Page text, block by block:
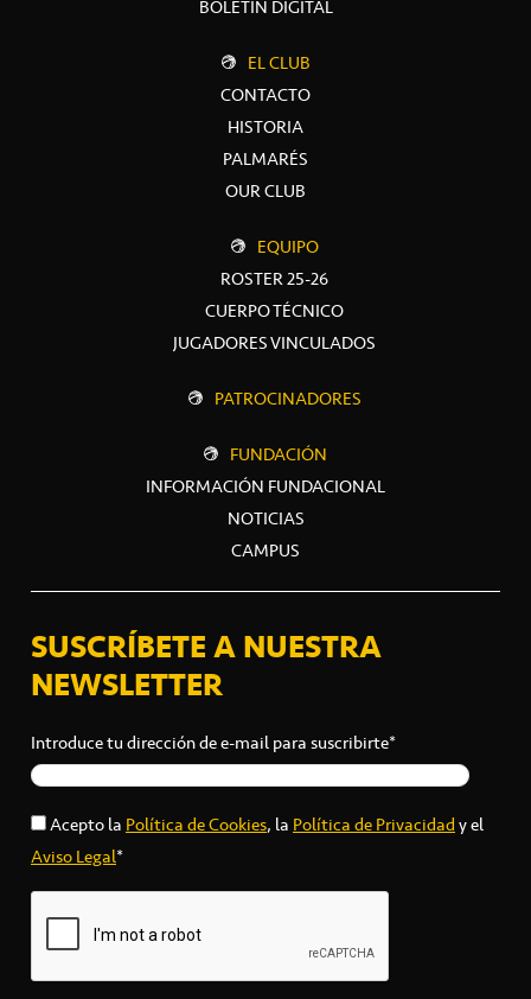
BOLETÍN DIGITAL
EL CLUB
CONTACTO
HISTORIA
PALMARÉS
OUR CLUB
EQUIPO
ROSTER 25-26
CUERPO TÉCNICO
JUGADORES VINCULADOS
PATROCINADORES
FUNDACIÓN
INFORMACIÓN FUNDACIONAL
NOTICIAS
CAMPUS
SUSCRÍBETE A NUESTRA
NEWSLETTER
Introduce tu dirección de e-mail para suscribirte*
Acepto laPolítica de Cookies, laPolítica de Privacidady el
Aviso Legal*